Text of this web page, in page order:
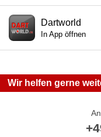
Dartworld
In App öffnen
Wir helfen gerne